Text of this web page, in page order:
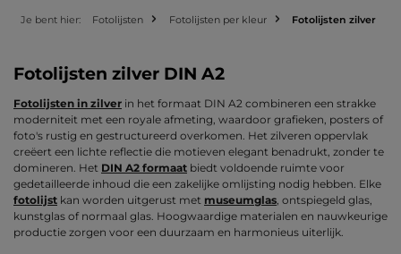
Je bent hier: Fotolijsten Fotolijsten per kleur Fotolijsten zilver
Fotolijsten zilver DIN A2
Fotolijsten in zilver in het formaat DIN A2 combineren een strakke
moderniteit met een royale afmeting, waardoor grafieken, posters of
foto's rustig en gestructureerd overkomen. Het zilveren oppervlak
creëert een lichte reflectie die motieven elegant benadrukt, zonder te
domineren. Het DIN A2 formaat biedt voldoende ruimte voor
gedetailleerde inhoud die een zakelijke omlijsting nodig hebben. Elke
fotolijst kan worden uitgerust met museumglas , ontspiegeld glas,
kunstglas of normaal glas. Hoogwaardige materialen en nauwkeurige
productie zorgen voor een duurzaam en harmonieus uiterlijk.